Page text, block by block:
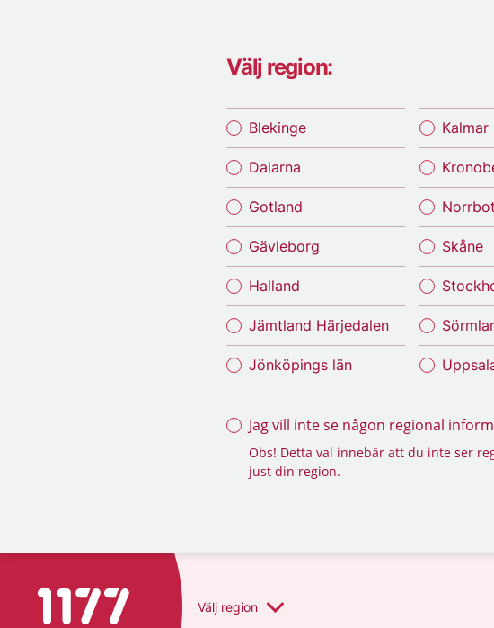
Välj region:
Blekinge
Dalarna
Gotland
Gävleborg
Halland
Jämtland Härjedalen
Jönköpings län
Kalmar
Skåne
Jag vill inte se någon regional
Obs! Detta val innebär att du inte ser
just din region.
Till startsidan för 1177 Välj region